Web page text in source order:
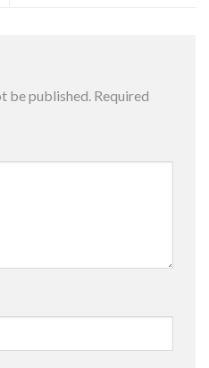
be published. Required